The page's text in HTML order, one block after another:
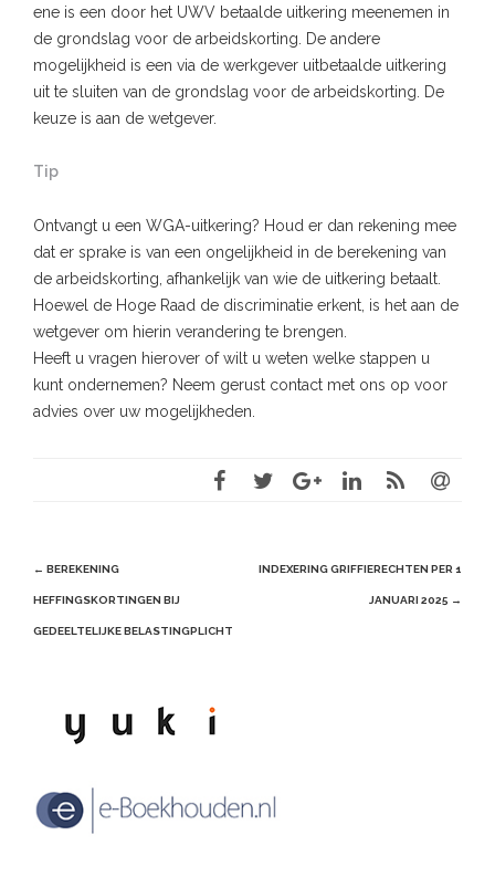
ene is een door het UWV betaalde uitkering meenemen in
de grondslag voor de arbeidskorting. De andere
mogelijkheid is een via de werkgever uitbetaalde uitkering
uit te sluiten van de grondslag voor de arbeidskorting. De
keuze is aan de wetgever.
Tip
Ontvangt u een WGA-uitkering? Houd er dan rekening mee
dat er sprake is van een ongelijkheid in de berekening van
de arbeidskorting, afhankelijk van wie de uitkering betaalt.
Hoewel de Hoge Raad de discriminatie erkent, is het aan de
wetgever om hierin verandering te brengen.
Heeft u vragen hierover of wilt u weten welke stappen u
kunt ondernemen? Neem gerust contact met ons op voor
advies over uw mogelijkheden.
Post
navigation
← BEREKENING
HEFFINGSKORTINGEN BIJ
GEDEELTELIJKE BELASTINGPLICHT
INDEXERING GRIFFIERECHTEN PER 1
JANUARI 2025 →